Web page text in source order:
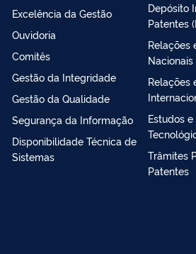
Excelência da Gestão
Ouvidoria
Comitês
Gestão da Integridade
Gestão da Qualidade
Segurança da Informação
Disponibilidade Técnica de
Sistemas
Depósito
Patentes
Relações
Nacionais
Relações
Estudos
Trâmites
Patentes